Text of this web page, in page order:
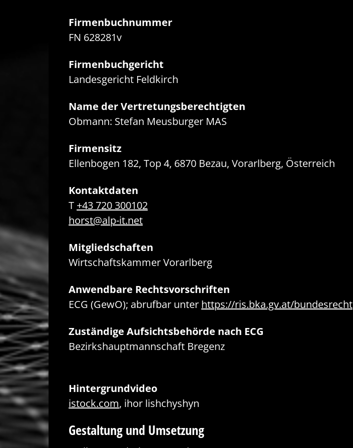
Firmenbuchnummer
FN 628281v
Firmenbuchgericht
Landesgericht Feldkirch
Name der Vertretungsberechtigten
Obmann: Stefan Meusburger MAS
Firmensitz
Ellenbogen 182, Top 4, 6870 Bezau, Vorarlberg, Österreich
Kontaktdaten
T +43 720 300102
horst@alp-it.net
Mitgliedschaften
Wirtschaftskammer Vorarlberg
Anwendbare Rechtsvorschriften
ECG (GewO); abrufbar unter https://ris.bka.gv.at/bundesrecht
Zuständige Aufsichtsbehörde nach ECG
Bezirkshauptmannschaft Bregenz
Hintergrundvideo
istock.com, ihor lishchyshyn
Gestaltung und Umsetzung